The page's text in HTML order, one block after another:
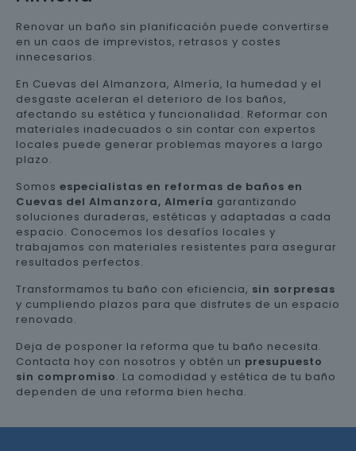
Renovar un baño sin planificación puede convertirse
en un caos de imprevistos, retrasos y costes
innecesarios.
En Cuevas del Almanzora, Almería, la humedad y el
desgaste aceleran el deterioro de los baños,
afectando su estética y funcionalidad. Reformar con
materiales inadecuados o sin contar con expertos
locales puede generar problemas mayores a largo
plazo.
Somos especialistas en reformas de baños en
Cuevas del Almanzora, Almería garantizando
soluciones duraderas, estéticas y adaptadas a cada
espacio. Conocemos los desafíos locales y
trabajamos con materiales resistentes para asegurar
resultados perfectos.
Transformamos tu baño con eficiencia, sin sorpresas
y cumpliendo plazos para que disfrutes de un espacio
renovado.
Deja de posponer la reforma que tu baño necesita.
Contacta hoy con nosotros y obtén un presupuesto
sin compromiso. La comodidad y estética de tu baño
dependen de una reforma bien hecha.